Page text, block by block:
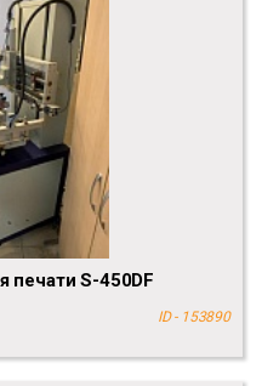
печати S-450DF
ID - 153890